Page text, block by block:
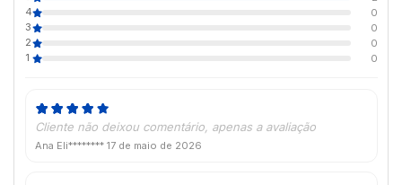
4
0
3
0
2
0
1
0
Cliente não deixou comentário, apenas a avaliação
Ana Eli******** 17 de maio de 2026